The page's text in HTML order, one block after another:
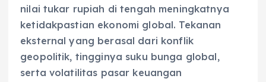
nilai tukar rupiah di tengah meningkatnya
ketidakpastian ekonomi global. Tekanan
eksternal yang berasal dari konflik
geopolitik, tingginya suku bunga global,
serta volatilitas pasar keuangan